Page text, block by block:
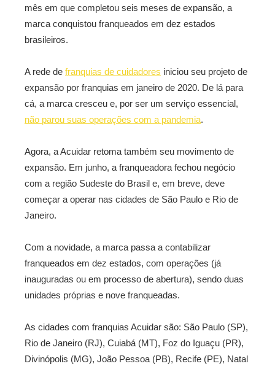
mês em que completou seis meses de expansão, a
marca conquistou franqueados em dez estados
brasileiros.
A rede de franquias de cuidadores iniciou seu projeto de
expansão por franquias em janeiro de 2020. De lá para
cá, a marca cresceu e, por ser um serviço essencial,
não parou suas operações com a pandemia.
Agora, a Acuidar retoma também seu movimento de
expansão. Em junho, a franqueadora fechou negócio
com a região Sudeste do Brasil e, em breve, deve
começar a operar nas cidades de São Paulo e Rio de
Janeiro.
Com a novidade, a marca passa a contabilizar
franqueados em dez estados, com operações (já
inauguradas ou em processo de abertura), sendo duas
unidades próprias e nove franqueadas.
As cidades com franquias Acuidar são: São Paulo (SP),
Rio de Janeiro (RJ), Cuiabá (MT), Foz do Iguaçu (PR),
Divinópolis (MG), João Pessoa (PB), Recife (PE), Natal